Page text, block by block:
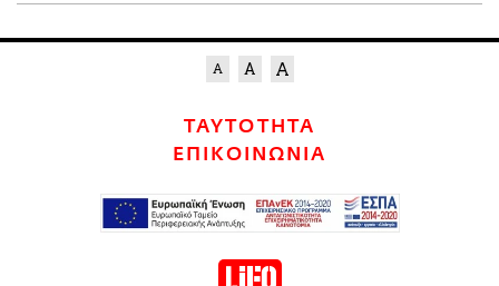
ΤΑΥΤΟΤΗΤΑ
ΕΠΙΚΟΙΝΩΝΙΑ